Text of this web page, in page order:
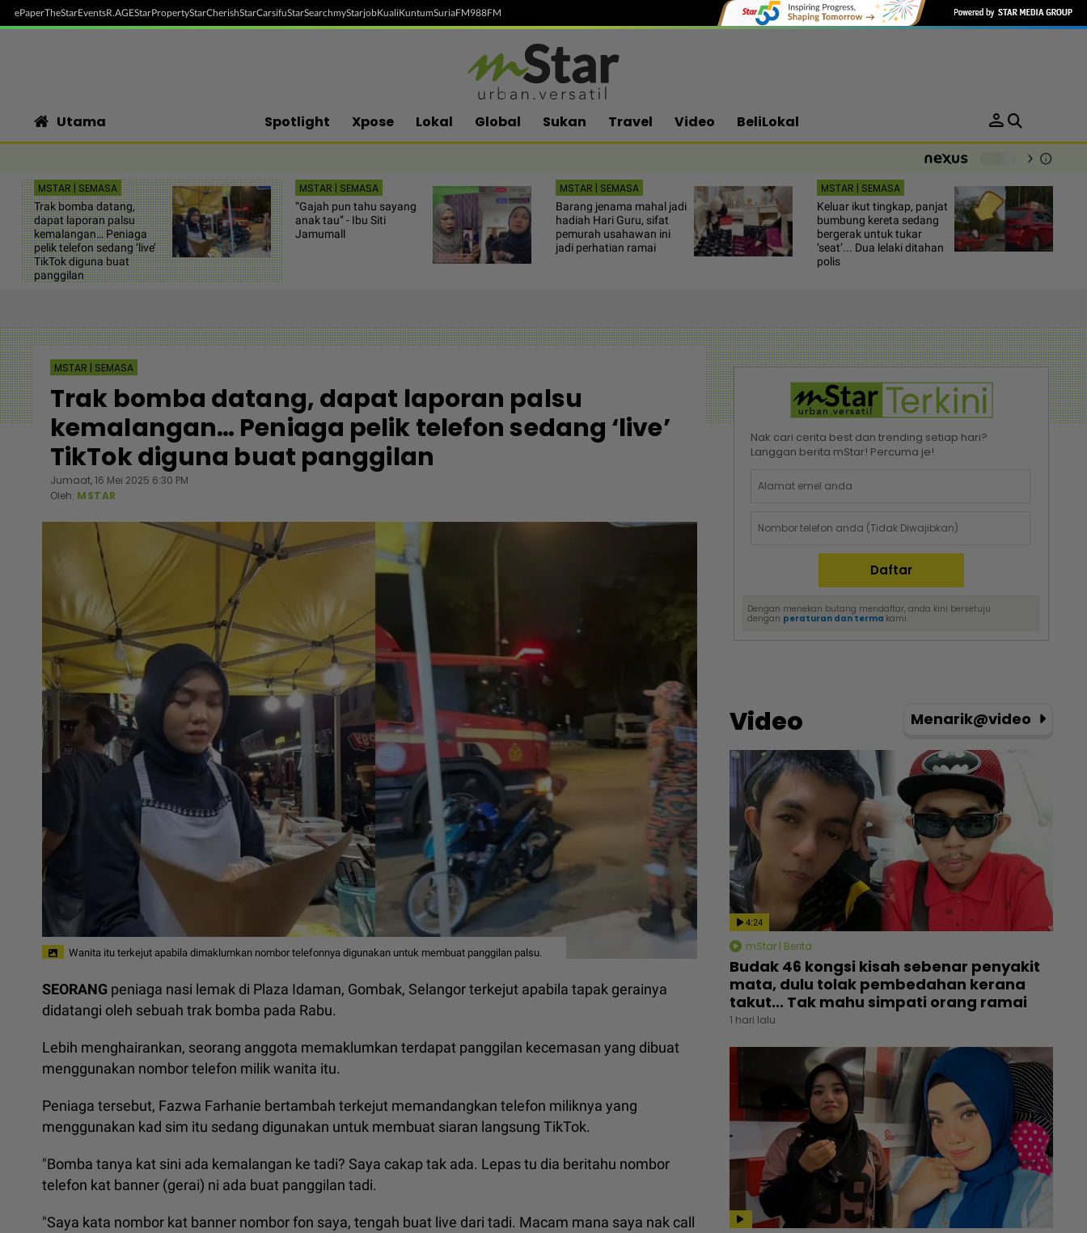
ePaperTheStarEventsR.AGEStarPropertyStarCherishStarCarsifuStarSearchmyStarjobKualiKuntumSuriaFM988FM
Utama Spotlight Xpose Lokal Global Sukan Travel Video BeliLokal person
chevron_right info
MSTAR | SEMASA
Trak bomba datang,
dapat laporan palsu
kemalangan… Peniaga
pelik telefon sedang ‘live’
TikTok diguna buat
panggilan
MSTAR | SEMASA
“Gajah pun tahu sayang
anak tau” - Ibu Siti
Jamumall
MSTAR | SEMASA
Barang jenama mahal jadi
hadiah Hari Guru, sifat
pemurah usahawan ini
jadi perhatian ramai
MSTAR | SEMASA
Keluar ikut tingkap, panjat
bumbung kereta sedang
bergerak untuk tukar
‘seat’... Dua lelaki ditahan
polis
MSTAR | SEMASA
Trak bomba datang, dapat laporan palsu
kemalangan… Peniaga pelik telefon sedang ‘live’
TikTok diguna buat panggilan
Jumaat, 16 Mei 2025 6:30 PM
Oleh: MSTAR
Wanita itu terkejut apabila dimaklumkan nombor telefonnya digunakan untuk membuat panggilan palsu.
SEORANG peniaga nasi lemak di Plaza Idaman, Gombak, Selangor terkejut apabila tapak gerainya
didatangi oleh sebuah trak bomba pada Rabu.
Lebih menghairankan, seorang anggota memaklumkan terdapat panggilan kecemasan yang dibuat
menggunakan nombor telefon milik wanita itu.
Peniaga tersebut, Fazwa Farhanie bertambah terkejut memandangkan telefon miliknya yang
menggunakan kad sim itu sedang digunakan untuk membuat siaran langsung TikTok.
"Bomba tanya kat sini ada kemalangan ke tadi? Saya cakap tak ada. Lepas tu dia beritahu nombor
telefon kat banner (gerai) ni ada buat panggilan tadi.
"Saya kata nombor kat banner nombor fon saya, tengah buat live dari tadi. Macam mana saya nak call
Nak cari cerita best dan trending setiap hari?
Langgan berita mStar! Percuma je!
Dengan menekan butang mendaftar, anda kini bersetuju
dengan peraturan dan terma kami.
Video Menarik@video
4:24
mStar | Berita
Budak 46 kongsi kisah sebenar penyakit
mata, dulu tolak pembedahan kerana
takut... Tak mahu simpati orang ramai
1 hari lalu